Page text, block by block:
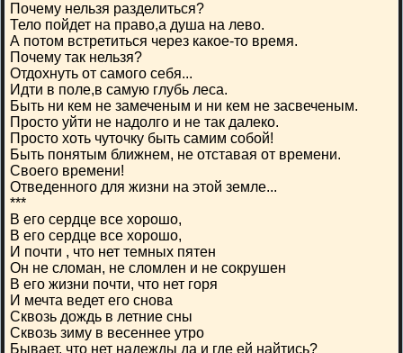
Почему нельзя разделиться?
Тело пойдет на право,а душа на лево.
А потом встретиться через какое-то время.
Почему так нельзя?
Отдохнуть от самого себя...
Идти в поле,в самую глубь леса.
Быть ни кем не замеченым и ни кем не засвеченым.
Просто уйти не надолго и не так далеко.
Просто хоть чуточку быть самим собой!
Быть понятым ближнем, не отставая от времени.
Своего времени!
Отведенного для жизни на этой земле...
***
В его сердце все хорошо,
В его сердце все хорошо,
И почти , что нет темных пятен
Он не сломан, не сломлен и не сокрушен
В его жизни почти, что нет горя
И мечта ведет его снова
Сквозь дождь в летние сны
Сквозь зиму в весеннее утро
Бывает, что нет надежды да и где ей найтись?